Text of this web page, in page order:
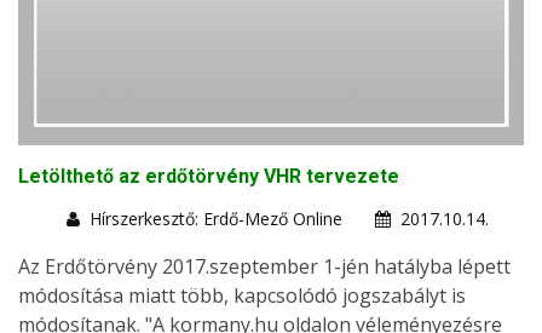
Letölthető az erdőtörvény VHR tervezete
Hírszerkesztő: Erdő-Mező Online
2017.10.14.
Az Erdőtörvény 2017.szeptember 1-jén hatályba lépett
módosítása miatt több, kapcsolódó jogszabályt is
módosítanak. "A kormany.hu oldalon véleményezésre